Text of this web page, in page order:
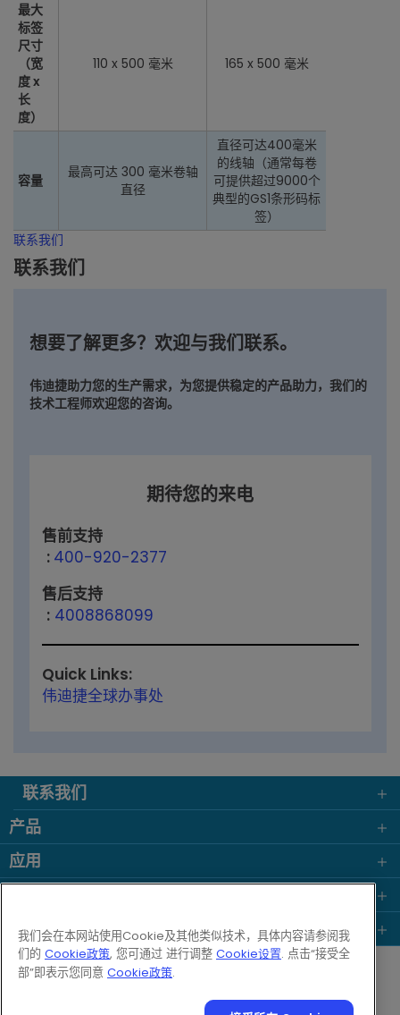
最大
标签
尺寸
（宽
度 x
长
度）
110 x 500 毫米 165 x 500 毫米
容量
最高可达 300 毫米卷轴
直径
直径可达400毫米
的线轴（通常每卷
可提供超过9000个
典型的GS1条形码标
签）
联系我们
联系我们
想要了解更多？欢迎与我们联系。
伟迪捷助力您的生产需求，为您提供稳定的产品助力，我们的
技术工程师欢迎您的咨询。
期待您的来电
售前支持
: 400-920-2377
售后支持
: 4008868099
Quick Links:
伟迪捷全球办事处
联系我们
产品
应用
常用链接
Follow us on:
© 2026 Videojet Technologies Inc.
我们会在本网站使用Cookie及其他类似技术，具体内容请参阅我
们的 Cookie政策, 您可通过 进行调整 Cookie设置. 点击“接受全
部”即表示您同意 Cookie政策.